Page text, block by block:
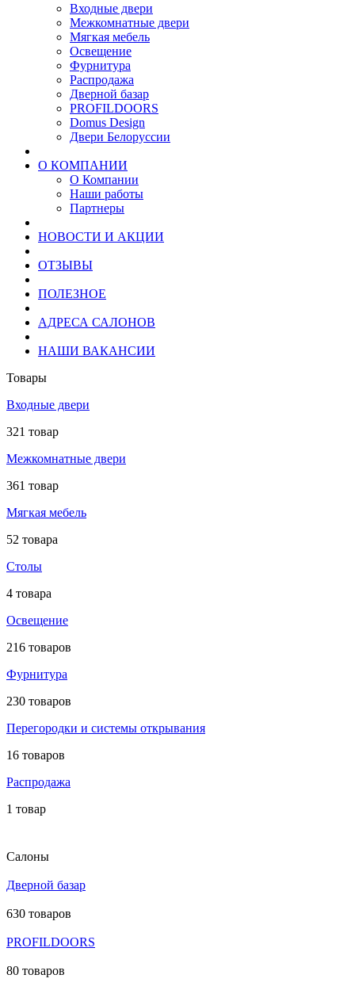
Входные двери
Межкомнатные двери
Мягкая мебель
Освещение
Фурнитура
Распродажа
Дверной базар
PROFILDOORS
Domus Design
Двери Белоруссии
О КОМПАНИИ
О Компании
Наши работы
Партнеры
НОВОСТИ И АКЦИИ
ОТЗЫВЫ
ПОЛЕЗНОЕ
АДРЕСА САЛОНОВ
НАШИ ВАКАНСИИ
Товары
Входные двери
321 товар
Межкомнатные двери
361 товар
Мягкая мебель
52 товара
Столы
4 товара
Освещение
216 товаров
Фурнитура
230 товаров
Перегородки и системы открывания
16 товаров
Распродажа
1 товар
Салоны
Дверной базар
630 товаров
PROFILDOORS
80 товаров